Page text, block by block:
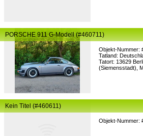
Objekt-Nummer:
Tatland:
Tatort: 13629
(Siemensstadt),
PORSCHE 911 G-Modell (#460711)
Objekt-Nummer:
Kein Titel (#460611)